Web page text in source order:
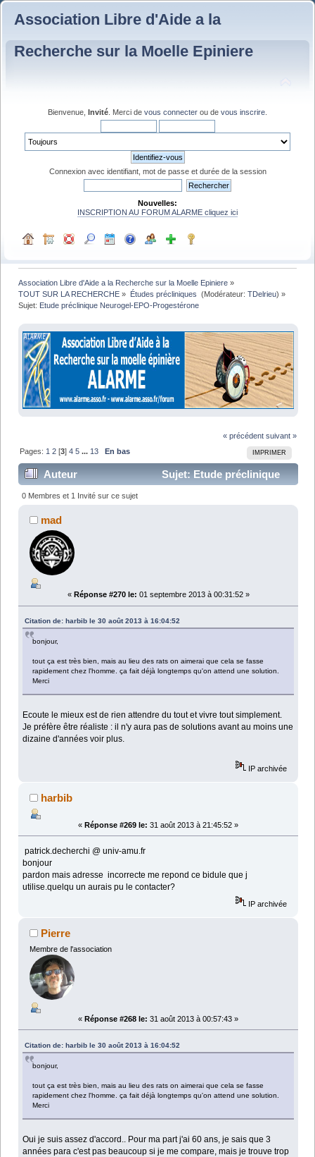
Association Libre d'Aide a la
Recherche sur la Moelle Epiniere
Bienvenue, Invité . Merci de vous connecter ou de vous inscrire
Connexion avec identifiant, mot de passe et durée de la session
Nouvelles:
INSCRIPTION AU FORUM ALARME cliquez ici
Association Libre d'Aide a la Recherche sur la Moelle Epiniere »
TOUT SUR LA RECHERCHE » Études précliniques (Modérateur: TDelrieu) »
Sujet: Etude préclinique Neurogel-EPO-Progestérone
« précédent suivant »
IMPRIMER
Pages: 1 2 [3]4 5 ... 13 En bas
Auteur
Sujet: Etude préclinique
Neurogel-EPO-Progestérone (Lu 317361 fois)
0 Membres et 1 Invité sur ce sujet
mad
« Réponse #270 le: 01 septembre 2013 à 00:31:52 »
Citation de: harbib le 30 août 2013 à 16:04:52
bonjour,
tout ça est très bien, mais au lieu des rats on aimerai que cela se fasse
rapidement chez l'homme. ça fait déjà longtemps qu'on attend une solution.
Merci
Ecoute le mieux est de rien attendre du tout et vivre tout simplement.
Je préfère être réaliste : il n'y aura pas de solutions avant au moins une
dizaine d'années voir plus.
IP archivée
harbib
« Réponse #269 le: 31 août 2013 à 21:45:52 »
patrick.decherchi @ univ-amu.fr
bonjour
pardon mais adresse incorrecte me repond ce bidule que j
utilise.quelqu un aurais pu le contacter?
IP archivée
Pierre
Membre de l'association
« Réponse #268 le: 31 août 2013 à 00:57:43 »
Citation de: harbib le 30 août 2013 à 16:04:52
bonjour,
tout ça est très bien, mais au lieu des rats on aimerai que cela se fasse
rapidement chez l'homme. ça fait déjà longtemps qu'on attend une solution.
Merci
Oui je suis assez d'accord.. Pour ma part j'ai 60 ans, je sais que 3
années para c'est pas beaucoup si je me compare, mais je trouve trop